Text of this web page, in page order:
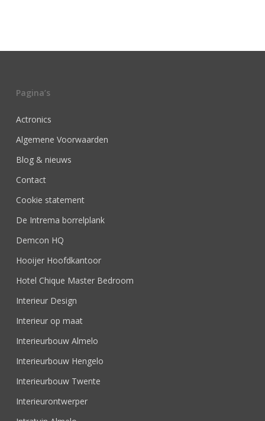
Pagina’s
Actronics
Algemene Voorwaarden
Blog & nieuws
Contact
Cookie statement
De Intrema borrelplank
Demcon HQ
Hooijer Hoofdkantoor
Hotel Chique Master Bedroom
Interieur Design
Interieur op maat
Interieurbouw Almelo
Interieurbouw Hengelo
Interieurbouw Twente
Interieurontwerper